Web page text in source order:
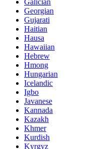
Georgian
Gujarati
Haitian
Hausa
Hawaiian
Hebrew
Hmong
Hungarian
Icelandic
Igbo
Javanese
Kannada
Kazakh
Khmer
Kurdish
Kyrgyz